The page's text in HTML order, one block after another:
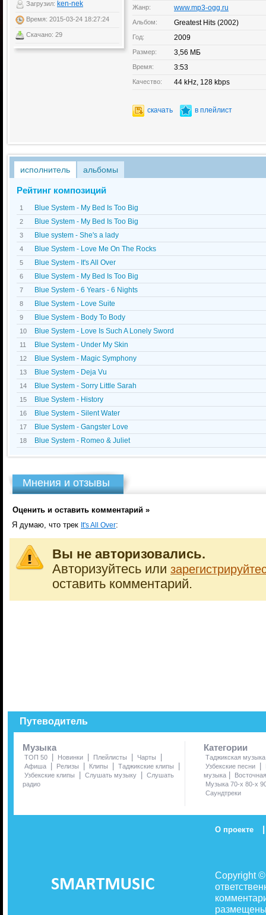
Загрузил: ken-nek
Время: 2015-03-24 18:27:24
Скачано: 29
Жанр: www.mp3-ogg.ru
Альбом: Greatest Hits (2002)
Год: 2009
Размер: 3,56 МБ
Время: 3:53
Качество: 44 kHz, 128 kbps
скачать в плейлист
исполнитель альбомы
Рейтинг композиций
1 Blue System - My Bed Is Too Big
2 Blue System - My Bed Is Too Big
3 Blue system - She's a lady
4 Blue System - Love Me On The Rocks
5 Blue System - It's All Over
6 Blue System - My Bed Is Too Big
7 Blue System - 6 Years - 6 Nights
8 Blue System - Love Suite
9 Blue System - Body To Body
10 Blue System - Love Is Such A Lonely Sword
11 Blue System - Under My Skin
12 Blue System - Magic Symphony
13 Blue System - Dejа Vu
14 Blue System - Sorry Little Sarah
15 Blue System - History
16 Blue System - Silent Water
17 Blue System - Gangster Love
18 Blue System - Romeo & Juliet
Мнения и отзывы
Оценить и оставить комментарий »
Я думаю, что трек It's All Over:
Вы не авторизовались.
Авторизуйтесь или
оставить комментарий.
Путеводитель
Музыка
ТОП 50 | Новинки | Плейлисты | Чарты |
Афиша | Релизы | Клипы | Таджикские клипы |
Узбекские клипы | Слушать музыку | Слушать
радио
Категории
Таджикская музыка
Узбекские песни
|
музыка |
Музыка 70-х 80-х
Саундтреки
О проекте |
Copyright
размещены